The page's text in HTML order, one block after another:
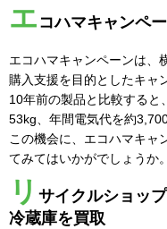
エ コハマキャンペ
エコハマキャンペーンは、
購入支援を目的としたキャ
10年前の製品と比較すると
53kg、年間電気代を約
この機会に、エコハマキャ
てみてはいかがでしょうか。
リ サイクルショッ
冷蔵庫を買取